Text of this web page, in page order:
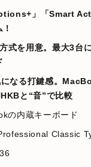
」「Smart
式を用意。最大3台
なる打鍵感。
と“音”で比較
の内蔵キーボード
Classic